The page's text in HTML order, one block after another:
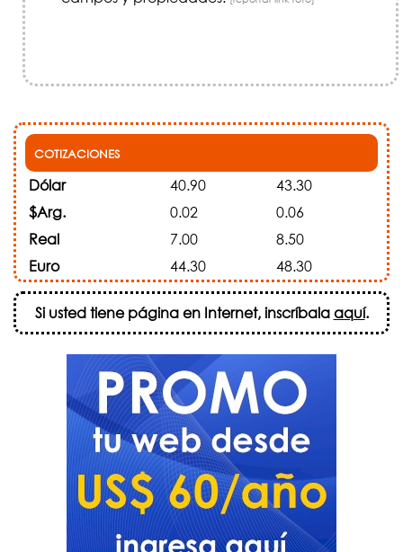
COTIZACIONES
Dólar 40.90
43.30
$Arg.
0.02
0.06
Real
7.00
8.50
Euro
44.30 48.30
Si usted tiene página en Internet, inscríbalaaquí.